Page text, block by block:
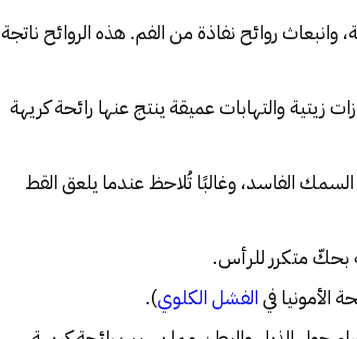
وانبعاث روائح نفاذة من الفم. هذه الروائح ناتجة
زيتية والتهابات عميقة ينتج عنها رائحة كريهة
الفاسد، وغالبًا تُلاحظ عندما يلعق القط
بحكّ متكرر للرأس.
فيالفشل الكلوي).